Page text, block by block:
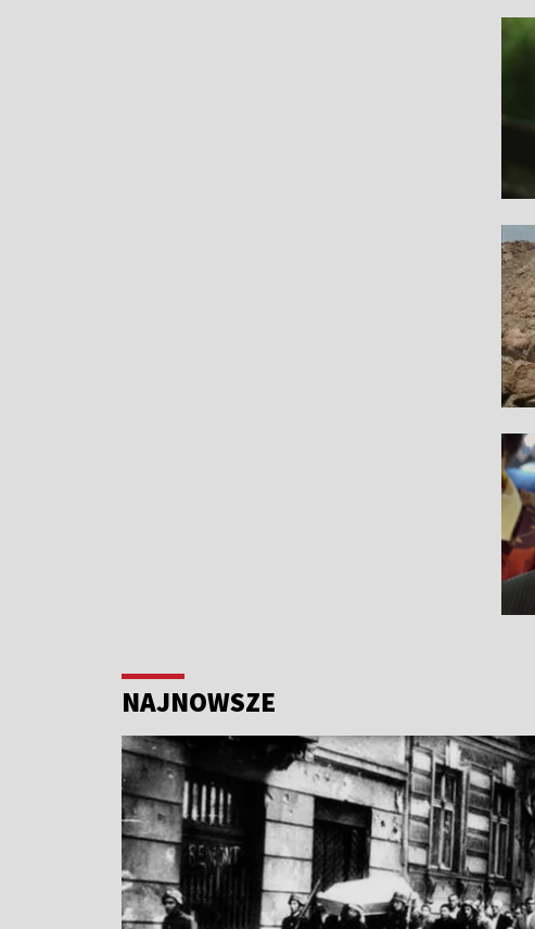
NAJNOWSZE